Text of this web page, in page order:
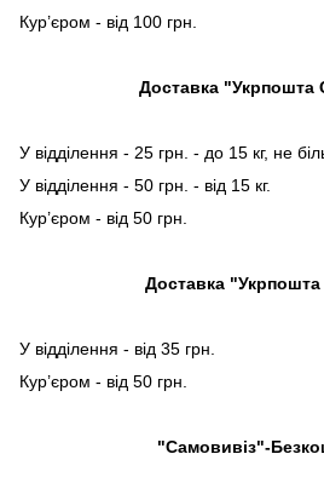
Кур’єром - від 100 грн.
Доставка "Укрпошта
У відділення - 25 грн. - до 15 кг, не
У відділення - 50 грн. - від 15 кг.
Кур’єром - від 50 грн.
Доставка "Укрпошта
У відділення - від 35 грн.
Кур’єром - від 50 грн.
"Самовивіз"-